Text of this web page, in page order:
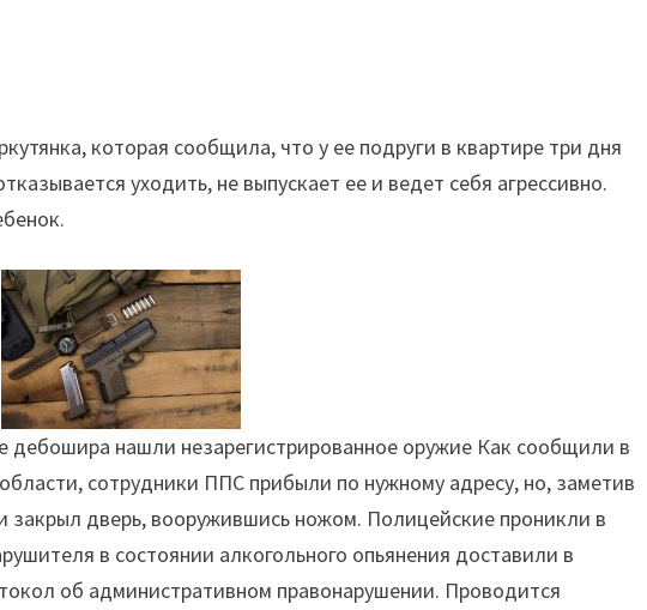
которая сообщила, что у ее подруги в квартире три дня
уходить, не выпускает ее и ведет себя агрессивно.
дебошира нашли незарегистрированное оружие Как сообщили в
сотрудники ППС прибыли по нужному адресу, но, заметив
закрыл дверь, вооружившись ножом. Полицейские проникли в
в состоянии алкогольного опьянения доставили в
об административном правонарушении. Проводится